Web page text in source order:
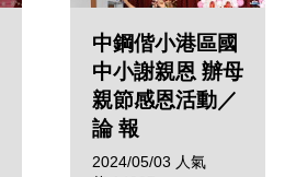
中鋼偕小港區國
中小謝親恩 辦母
親節感恩活動／
論 報
2024/05/03 人氣